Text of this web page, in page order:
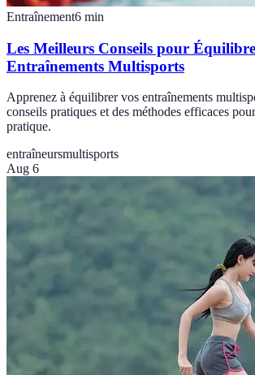
Entraînement6 min
Les Meilleurs Conseils pour
Entraînements Multisports
Apprenez à équilibrer vos entraînements
conseils pratiques et des méthodes efficaces
pratique.
entraîneursmultisports
Aug 6